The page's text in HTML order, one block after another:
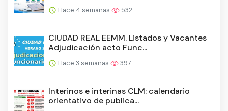
Hace 4 semanas 532
CIUDAD REAL EEMM. Listados y Vacantes
Adjudicación acto Func...
Hace 3 semanas 397
Interinos e interinas CLM: calendario
orientativo de publica...